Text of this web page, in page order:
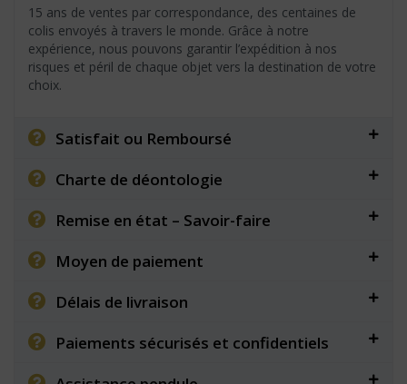
15 ans de ventes par correspondance, des centaines de
colis envoyés à travers le monde. Grâce à notre
expérience, nous pouvons garantir l’expédition à nos
risques et péril de chaque objet vers la destination de votre
choix.
Satisfait ou Remboursé
Charte de déontologie
Remise en état – Savoir-faire
Moyen de paiement
Délais de livraison
Paiements sécurisés et confidentiels